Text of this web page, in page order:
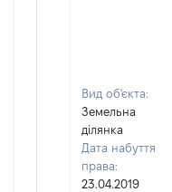
Вид об'єкта:
Земельна
ділянка
Дата набуття
права:
23.04.2019